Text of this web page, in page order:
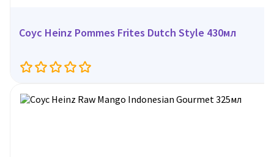
Соус Heinz Pommes Frites Dutch Style 430мл